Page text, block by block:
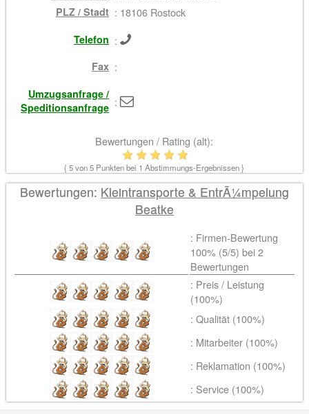
PLZ / Stadt : 18106 Rostock
Telefon :
Fax :
Umzugsanfrage /
Speditionsanfrage :
Bewertungen / Rating (alt):
{5von 5 Punkten bei 1 Abstimmungs-Ergebnissen }
Bewertungen: Kleintransporte & EntrÃ¼mpelung
Beatke
: Firmen-Bewertung
100% (5/5) bei2
Bewertungen
: Preis / Leistung
(100%)
: Qualität (100%)
: Mitarbeiter (100%)
: Reklamation (100%)
: Service (100%)